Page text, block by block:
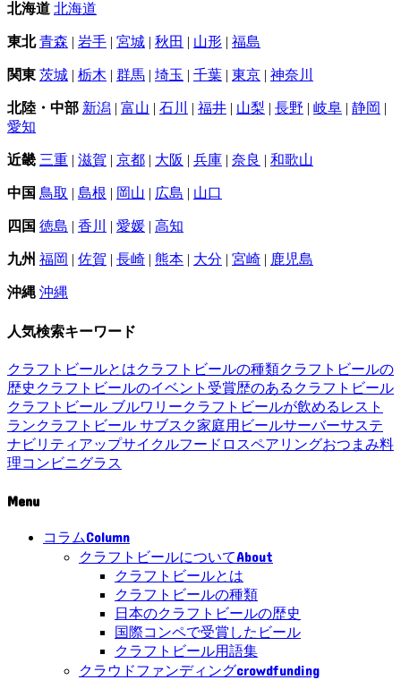
北海道 北海道
東北 青森 | 岩手 | 宮城 | 秋田 | 山形 | 福島
関東 茨城 | 栃木 | 群馬 | 埼玉 | 千葉 | 東京 | 神奈川
北陸・中部 新潟 | 富山 | 石川 | 福井 | 山梨 | 長野 | 岐阜 | 静岡 |
愛知
近畿 三重 | 滋賀 | 京都 | 大阪 | 兵庫 | 奈良 | 和歌山
中国 鳥取 | 島根 | 岡山 | 広島 | 山口
四国 徳島 | 香川 | 愛媛 | 高知
九州 福岡 | 佐賀 | 長崎 | 熊本 | 大分 | 宮崎 | 鹿児島
沖縄 沖縄
人気検索キーワード
クラフトビールとはクラフトビールの種類クラフトビールの
歴史 クラフトビールのイベント 受賞歴のあるクラフトビール
クラフトビール ブルワリークラフトビールが飲めるレスト
ランクラフトビール サブスク家庭用ビールサーバーサステ
ナビリティ アップサイクルフードロスペアリングおつまみ料
理コンビニグラス
Menu
コラムColumn
クラフトビールについてAbout
クラフトビールとは
クラフトビールの種類
日本のクラフトビールの歴史
国際コンペで受賞したビール
クラフトビール用語集
クラウドファンディングcrowdfunding